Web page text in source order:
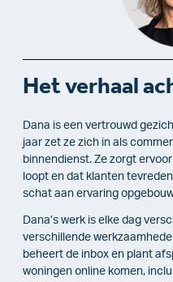
Het verhaal
Dana is een vertrouwd
jaar zet ze zich in als
binnendienst. Ze zorgt
loopt en dat klanten
schat aan ervaring
Dana’s werk is elke dag
verschillende
beheert de inbox en plant
woningen online komen,